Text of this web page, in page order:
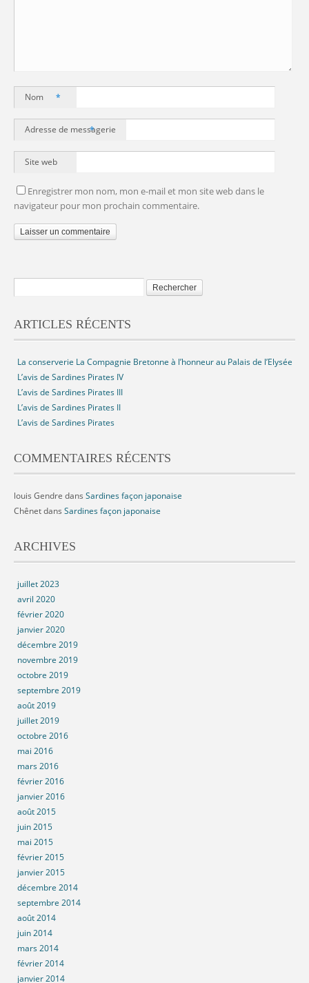
Nom *
Adresse de messagerie
*
Site web
Enregistrer mon nom, mon e-mail et mon site web dans le
navigateur pour mon prochain commentaire.
ARTICLES RÉCENTS
La conserverie La Compagnie Bretonne à l’honneur au Palais de l’Elysée
L’avis de Sardines Pirates IV
L’avis de Sardines Pirates III
L’avis de Sardines Pirates II
L’avis de Sardines Pirates
COMMENTAIRES RÉCENTS
louis Gendre dans Sardines façon japonaise
Chênetdans Sardines façon japonaise
ARCHIVES
juillet 2023
avril 2020
février 2020
janvier 2020
décembre 2019
novembre 2019
octobre 2019
septembre 2019
août 2019
juillet 2019
octobre 2016
mai 2016
mars 2016
février 2016
janvier 2016
août 2015
juin 2015
mai 2015
février 2015
janvier 2015
décembre 2014
septembre 2014
août 2014
juin 2014
mars 2014
février 2014
janvier 2014